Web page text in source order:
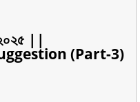
২০২৫ ||
(Part-3)